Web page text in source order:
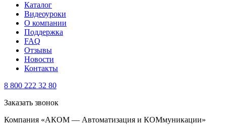
Каталог
Видеоуроки
О компании
Поддержка
FAQ
Отзывы
Новости
Контакты
8 800 222 32 80
Заказать звонок
Компания «АКОМ — Автоматизация и КОМмуникации»